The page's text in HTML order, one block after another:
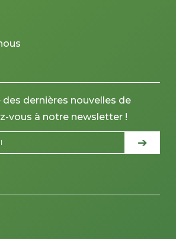
dernières nouvelles de
vous à notre newsletter !